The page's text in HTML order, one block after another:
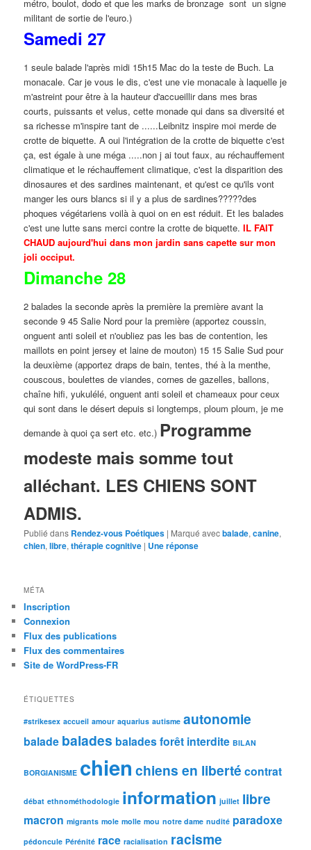
métro, boulot, dodo et que les marks de bronzage sont un signe
militant de sortie de l'euro.)
Samedi 27
1 seule balade l'après midi 15h15 Mac do la teste de Buch. La
monacale. Car je vous le dis, c'est une vie monacale à laquelle je
m'astreint pour être à la hauteur d'accueillir dans mes bras
courts, puissants et velus, cette monade qui dans sa diversité et
sa richesse m'inspire tant de ......Leibnitz inspire moi merde de
crotte de biquette. A oui l'intégration de la crotte de biquette c'est
ça, est égale à une méga .....non j ai tout faux, au réchauffement
climatique et le réchauffement climatique, c'est la disparition des
dinosaures et des sardines maintenant, et qu'est ce qu'ils vont
manger les ours blancs si il y a plus de sardines?????des
phoques végétariens voilà à quoi on en est réduit. Et les balades
c'est une lutte sans merci contre la crotte de biquette.IL FAIT
CHAUD aujourd'hui dans mon jardin sans capette sur mon
joli occiput.
Dimanche 28
2 balades la seconde après la première la première avant la
seconde 9 45 Salie Nord pour la première (apportez coussin,
onguent anti soleil et n'oubliez pas les bas de contention, les
maillots en point jersey et laine de mouton) 15 15 Salie Sud pour
la deuxième (apportez draps de bain, tentes, thé à la menthe,
couscous, boulettes de viandes, cornes de gazelles, ballons,
chaîne hifi, yukulélé, onguent anti soleil et chameaux pour ceux
qui sont dans le désert depuis si longtemps, ploum ploum, je me
demande à quoi ça sert etc. etc.) Programme
modeste mais somme tout
alléchant. LES CHIENS SONT
ADMIS.
Publié dans Rendez-vous Poétiques | Marqué avecbalade,canine,
chien,libre,thérapie cognitive | Uneréponse
MÉTA
Inscription
Connexion
Flux des publications
Flux des commentaires
Site de WordPress-FR
ÉTIQUETTES
#strikesex accueil amour aquarius autisme autonomie
balade balades balades forêt interdite BILAN
BORGIANISME chien chiens en liberté contrat
débat ethnométhodologie information juillet libre
macron migrants mole molle mou notre dame nudité paradoxe
pédoncule Pérénité race racialisation racisme